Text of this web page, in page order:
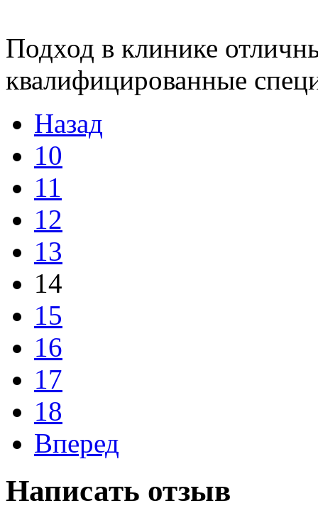
Подход в клинике
квалифицированные
Назад
10
11
12
13
14
15
16
17
18
Вперед
Написать отзыв